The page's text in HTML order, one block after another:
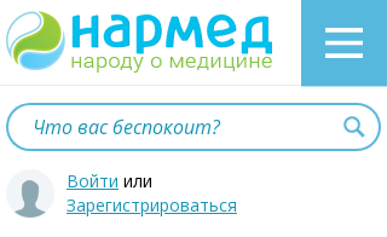
Войти или
Зарегистрироваться